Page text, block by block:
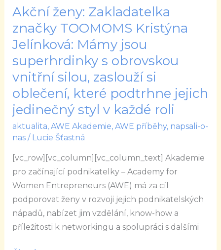
zevnitř
Akční ženy: Zakladatelka
značky TOOMOMS Kristýna
Jelínková: Mámy jsou
superhrdinky s obrovskou
vnitřní silou, zaslouží si
oblečení, které podtrhne jejich
jedinečný styl v každé roli
aktualita, AWE Akademie, AWE příběhy, napsali-o-
nas/ Lucie Šťastná
[vc_row][vc_column][vc_column_text] Akademie
pro začínající podnikatelky – Academy for
Women Entrepreneurs (AWE) má za cíl
podporovat ženy v rozvoji jejich podnikatelských
nápadů, nabízet jim vzdělání, know-how a
příležitosti k networkingu a spolupráci s dalšími
Akční
ženy:
Zakladatelka
značky
TOOMOMS
Kristýna
Jelínková:
Mámy
jsou
superhrdinky
obrovskou
vnitřní
silou,
zaslouží
si
oblečení,